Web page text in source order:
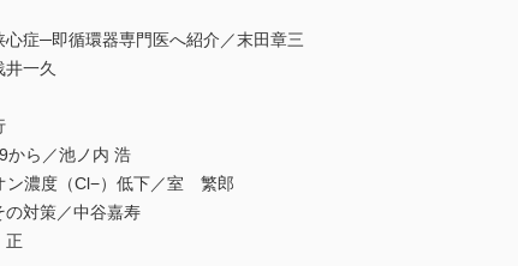
症─即循環器専門医へ紹介／末田章三
一久
から／池ノ内 浩
ン濃度（Cl−）低下／室 繁郎
対策／中谷嘉寿
正